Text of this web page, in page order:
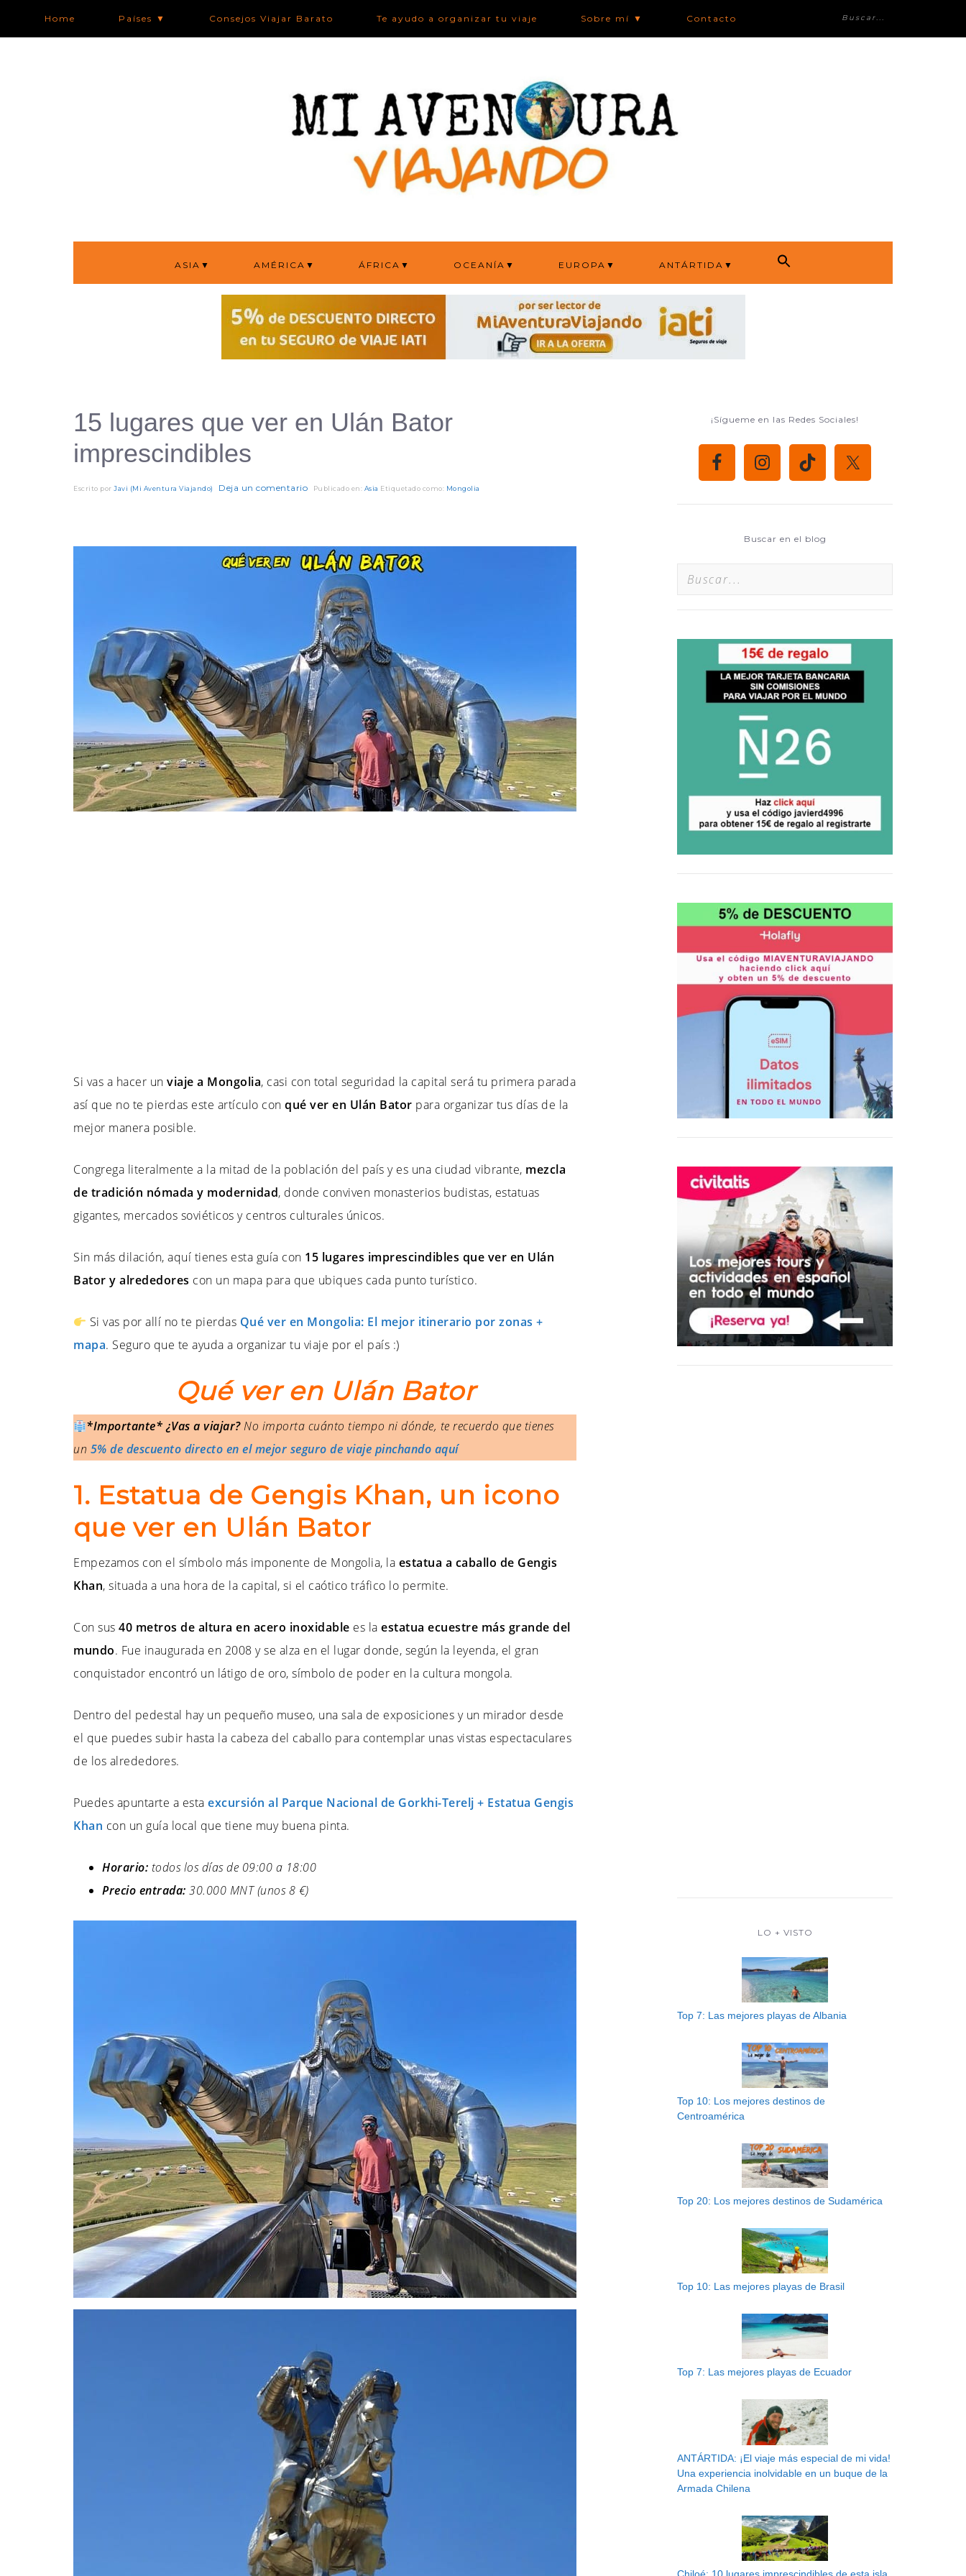
Home Países ▼ Consejos Viajar Barato Te ayudo a organizar tu viaje Sobre mí ▼ Contacto
ASIA▼ AMÉRICA▼ ÁFRICA▼ OCEANÍA▼ EUROPA▼ ANTÁRTIDA▼
15 lugares que ver en Ulán Bator
imprescindibles
Escrito por Javi (Mi Aventura Viajando) Deja un comentario Publicado en: Asia Etiquetado como: Mongolia
Si vas a hacer un viaje a Mongolia, casi con total seguridad la capital será tu primera parada
así que no te pierdas este artículo con qué ver en Ulán Bator para organizar tus días de la
mejor manera posible.
Congrega literalmente a la mitad de la población del país y es una ciudad vibrante, mezcla
de tradición nómada y modernidad, donde conviven monasterios budistas, estatuas
gigantes, mercados soviéticos y centros culturales únicos.
Sin más dilación, aquí tienes esta guía con 15 lugares imprescindibles que ver en Ulán
Bator y alrededores con un mapa para que ubiques cada punto turístico.
Si vas por allí no te pierdas Qué ver en Mongolia: El mejor itinerario por zonas +
mapa. Seguro que te ayuda a organizar tu viaje por el país :)
Qué ver en Ulán Bator
*Importante* ¿Vas a viajar?No importa cuánto tiempo ni dónde, te recuerdo que tienes
un 5% de descuento directo en el mejor seguro de viaje pinchando aquí
1. Estatua de Gengis Khan, un icono
que ver en Ulán Bator
Empezamos con el símbolo más imponente de Mongolia, la estatua a caballo de Gengis
Khan, situada a una hora de la capital, si el caótico tráfico lo permite.
Con sus 40 metros de altura en acero inoxidable es la estatua ecuestre más grande del
mundo. Fue inaugurada en 2008 y se alza en el lugar donde, según la leyenda, el gran
conquistador encontró un látigo de oro, símbolo de poder en la cultura mongola.
Dentro del pedestal hay un pequeño museo, una sala de exposiciones y un mirador desde
el que puedes subir hasta la cabeza del caballo para contemplar unas vistas espectaculares
de los alrededores.
Puedes apuntarte a esta excursión al Parque Nacional de Gorkhi-Terelj + Estatua Gengis
Khan con un guía local que tiene muy buena pinta.
Horario: todos los días de 09:00 a 18:00
Precio entrada: 30.000 MNT (unos 8 €)
¡Sígueme en las Redes Sociales!
Buscar en el blog
LO + VISTO
Top 7: Las mejores playas de Albania
Top 10: Los mejores destinos de
Centroamérica
Top 20: Los mejores destinos de Sudamérica
Top 10: Las mejores playas de Brasil
Top 7: Las mejores playas de Ecuador
ANTÁRTIDA: ¡El viaje más especial de mi vida!
Una experiencia inolvidable en un buque de la
Armada Chilena
Chiloé: 10 lugares imprescindibles de esta isla